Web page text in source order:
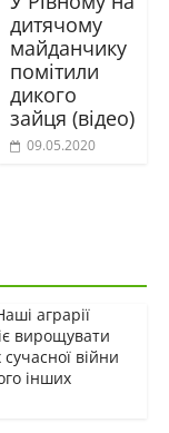
дитячому
майданчику
помітили
дикого
зайця (відео)
09.05.2020
аграрії
вирощувати
війни
інших